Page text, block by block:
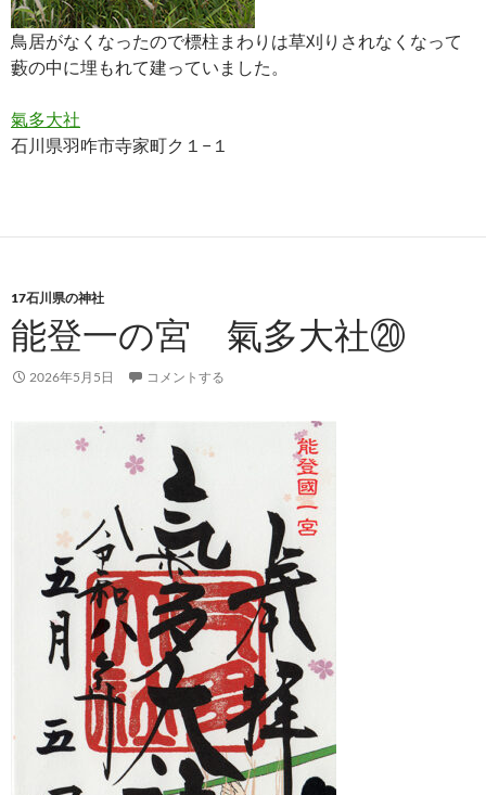
鳥居がなくなったので標柱まわりは草刈りされなくなって
藪の中に埋もれて建っていました。
氣多大社
石川県羽咋市寺家町ク１−１
17石川県の神社
能登一の宮 氣多大社⑳
2026年5月5日 コメントする